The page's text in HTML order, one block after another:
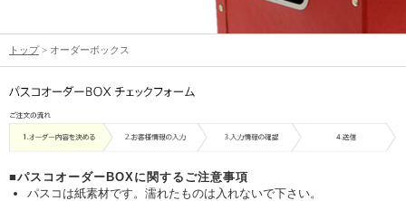
トップ> オーダーボックス
■パスコオーダーBOXに関するご注意事項
パスコは紙素材です。濡れたものは入れないで下さい。